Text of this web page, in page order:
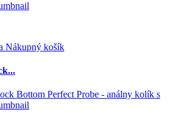
Nákupný košík